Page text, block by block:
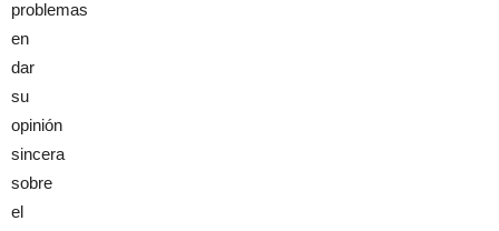
problemas
en
dar
su
opinión
sincera
sobre
el